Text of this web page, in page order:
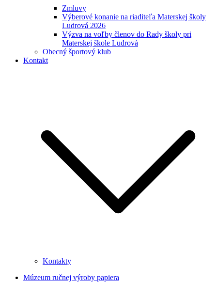
Zmluvy
Výberové konanie na riaditeľa Materskej školy
Ludrová 2026
Výzva na voľby členov do Rady školy pri
Materskej škole Ludrová
Obecný športový klub
Kontakt
Kontakty
Múzeum ručnej výroby papiera